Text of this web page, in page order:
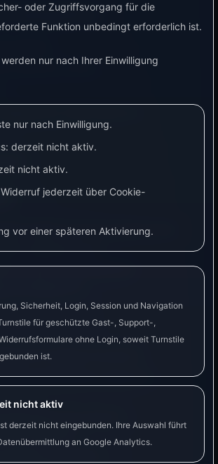
oder Zugriffsvorgang für die
Funktion unbedingt erforderlich ist.
nur nach Ihrer Einwilligung
nur nach Einwilligung.
derzeit nicht aktiv.
nicht aktiv.
jederzeit über Cookie-
vor einer späteren Aktivierung.
Sicherheit, Login, Session und Navigation
für geschützte Gast-, Support-,
ohne Login, soweit Turnstile
ist.
nicht aktiv
derzeit nicht eingebunden. Ihre Auswahl führt
an Google Analytics.
nutzen.
eignet sich für dynamisches
und
wenn eine passende
vorhanden ist.
für PV-Überschussladen.
kann schrittweise angepasst
geeignet.